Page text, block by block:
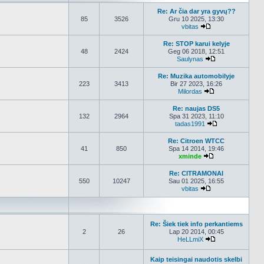
85 3526
Re: Ar čia dar yra gyvų??
Gru 10 2025, 13:30
vbitas
48 2424
Re: STOP karui kelyje
Geg 06 2018, 12:51
Saulynas
223 3413
Re: Muzika automobilyje
Bir 27 2023, 16:26
Milordas
132 2964
Re: naujas DS5
Spa 31 2023, 11:10
tadas1991
41 850
Re: Citroen WTCC
Spa 14 2014, 19:46
xminde
550 10247
Re: CITRAMONAI
Sau 01 2025, 16:55
vbitas
2 26
Re: Šiek tiek info perkantiems
Lap 20 2014, 00:45
HeLLmiX
Kaip teisingai naudotis skelbi